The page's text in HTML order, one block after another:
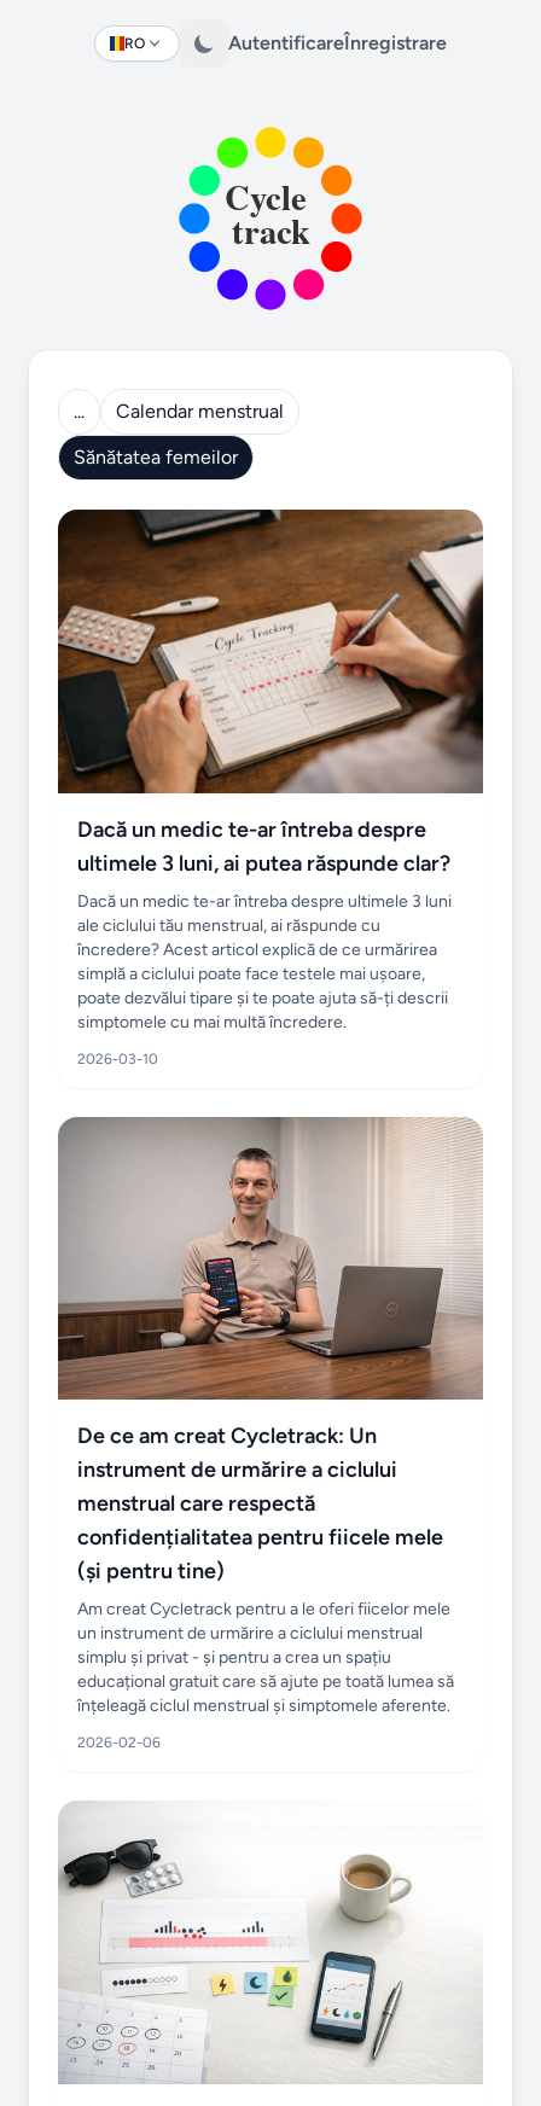
RO
Change language AutentificareÎnregistrare
...
Calendar menstrual
Sănătatea femeilor
Dacă un medic te-ar întreba despre
ultimele 3 luni, ai putea răspunde clar?
Dacă un medic te-ar întreba despre ultimele 3 luni
ale ciclului tău menstrual, ai răspunde cu
încredere? Acest articol explică de ce urmărirea
simplă a ciclului poate face testele mai ușoare,
poate dezvălui tipare și te poate ajuta să-ți descrii
simptomele cu mai multă încredere.
2026-03-10
De ce am creat Cycletrack: Un
instrument de urmărire a ciclului
menstrual care respectă
confidențialitatea pentru fiicele mele
(și pentru tine)
Am creat Cycletrack pentru a le oferi fiicelor mele
un instrument de urmărire a ciclului menstrual
simplu și privat - și pentru a crea un spațiu
educațional gratuit care să ajute pe toată lumea să
înțeleagă ciclul menstrual și simptomele aferente.
2026-02-06